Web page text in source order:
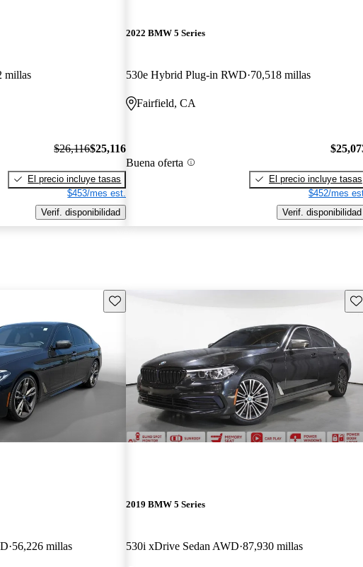
millas
$26,116$25,116
El precio incluye tasas
$453/mes est.
Verif. disponibilidad
2022 BMW 5 Series
530e Hybrid Plug-in RWD 70,518 millas
Fairfield, CA
Buena oferta
El precio incluye tasas
$452/mes
Verif. disponibilidad
Guarda este Aviso
56,226 millas
2019 BMW 5 Series
530i xDrive Sedan AWD 87,930 millas